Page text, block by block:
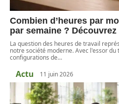
Combien d’heures par
par semaine ? Découvrez
La question des heures de travail
notre société moderne. Avec l'essor
configurations de…
Actu 11 juin 2026